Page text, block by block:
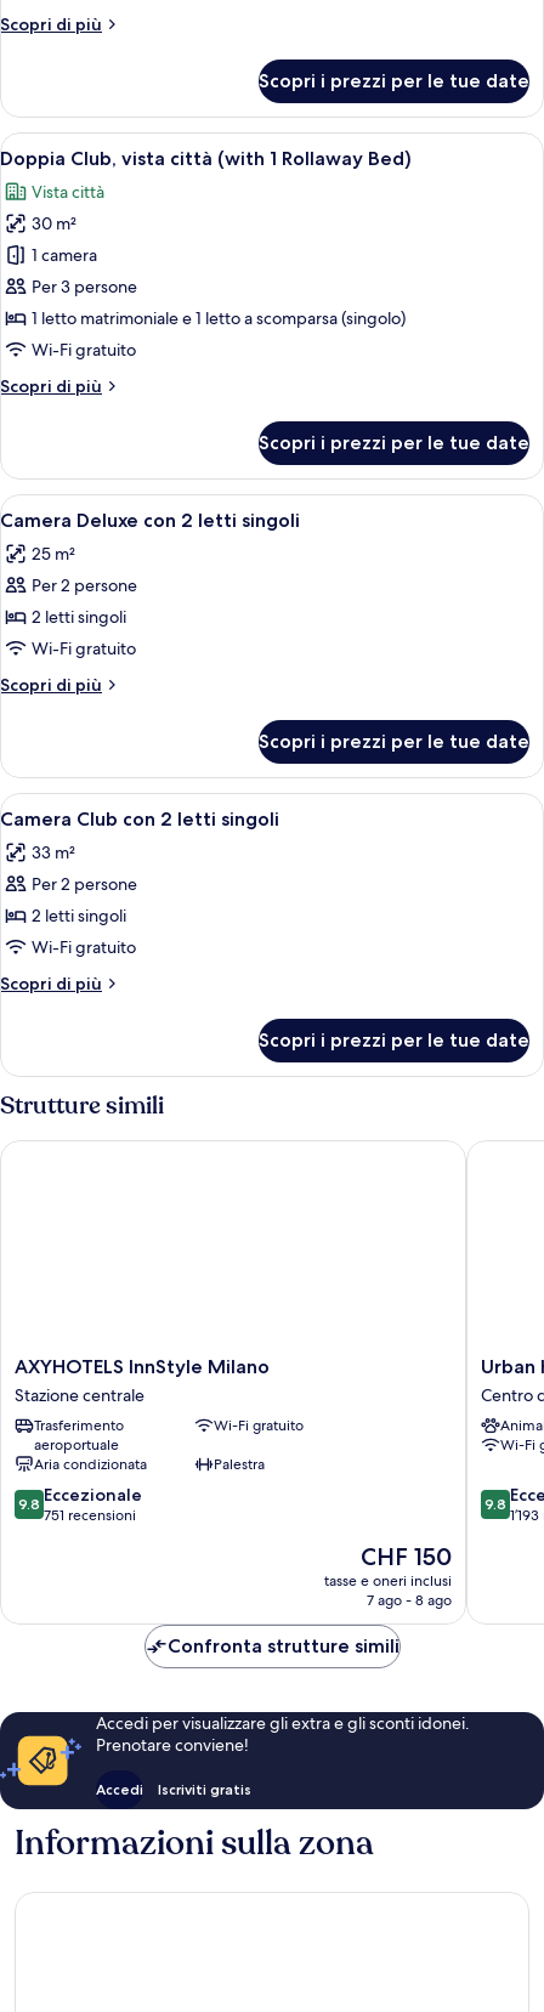
Porta
Scopri di più
Altri
(Alpi
Porta
Nuova)
Scopri i prezzi per le tue date
Apri
tutte
le
foto
per
Doppia
Club,
vista
(with
Bed)
Camera d'albergo con un grande
5
Doppia Club, vista città (with 1 Rollaway Bed)
Vista città
30 m²
1 camera
Per 3 persone
1 letto matrimoniale e 1 letto a scomparsa (singolo)
Wi-Fi gratuito
Scopri di più
Altri
Club,
vista
città
Rollaway
Scopri i prezzi per le tue date
Apri
tutte
le
foto
per
Camera
Deluxe
con
letti
singoli
Una camera d'albergo con un letto
5
Camera Deluxe con 2 letti singoli
25 m²
Per 2 persone
2 letti singoli
Wi-Fi gratuito
Scopri di più
Altri
Deluxe
con
2
singoli
Scopri i prezzi per le tue date
Apri
tutte
le
foto
per
Camera
Club
con
letti
singoli
Una moderna camera d'albergo
5
Camera Club con 2 letti singoli
33 m²
Per 2 persone
2 letti singoli
Wi-Fi gratuito
Scopri di più
Altri
Club
2
singoli
Scopri i prezzi per le tue date
Strutture simili
AXYHOTELS
InnStyle
Milano
Stazione
centrale
AXYHOTELS InnStyle Milano
Stazione centrale
Trasferimento
aeroportuale
Wi-Fi gratuito
Aria condizionata
Palestra
9.8
su
9.8 Eccezionale
751 recensioni
Il
prezzo
attuale
CHF 150
CHF 150
tasse e oneri inclusi
7 ago - 8 ago
AXYHOTELS InnStyle Milano
Urban
Hive
Milano
Centro
di
Urban
Centro
Wi-Fi
9.8
su
9.8
Urban
Confronta strutture simili
Accedi per visualizzare gli extra e gli sconti idonei.
Prenotare conviene!
Accedi Iscriviti gratis
Informazioni sulla zona